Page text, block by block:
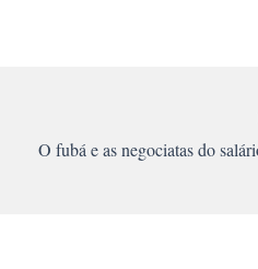
O fubá e as negociatas do